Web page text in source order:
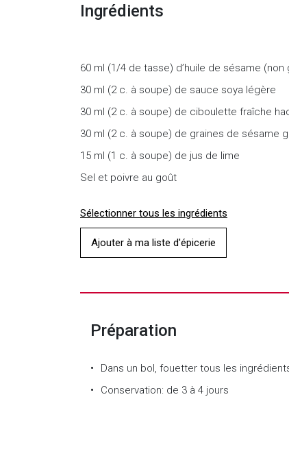
Ingrédients
60 ml (1/4 de tasse) d’huile de sésame (non
30 ml (2 c. à soupe) de sauce soya légère
30 ml (2 c. à soupe) de ciboulette fraîche
30 ml (2 c. à soupe) de graines de sésame
15 ml (1 c. à soupe) de jus de lime
Sel et poivre au goût
Sélectionner tous les ingrédients
Ajouter à ma liste d'épicerie
Préparation
Dans un bol, fouetter tous les
Conservation: de 3 à 4 jours